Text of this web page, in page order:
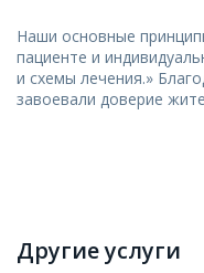
Наши основные
пациенте и
и схемы лечения.»
завоевали доверие
Другие услуги